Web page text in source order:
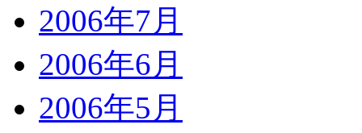
2006年7月
2006年6月
2006年5月